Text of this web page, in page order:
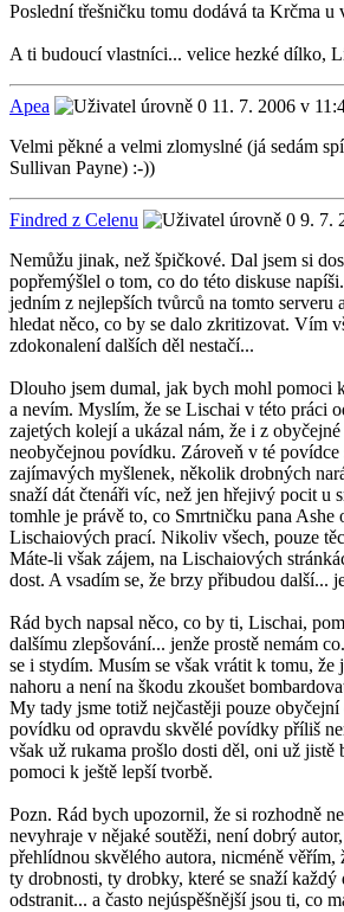
Poslední třešničku tomu dodává ta Krčma u
A ti budoucí vlastníci... velice hezké dílko,
Apea
11. 7. 2006 v
Velmi pěkné a velmi zlomyslné (já sedám
Sullivan Payne) :-))
Findred z Celenu
9. 7.
Nemůžu jinak, než špičkové. Dal jsem si
popřemýšlel o tom, co do této diskuse
jedním z nejlepších tvůrců na tomto serveru
hledat něco, co by se dalo zkritizovat. Vím
zdokonalení dalších děl nestačí...
Dlouho jsem dumal, jak bych mohl pomoci
a nevím. Myslím, že se Lischai v této práci
zajetých kolejí a ukázal nám, že i z
neobyčejnou povídku. Zároveň v té
zajímavých myšlenek, několik drobných
snaží dát čtenáři víc, než jen hřejivý pocit u
tomhle je právě to, co Smrtničku pana Ashe
Lischaiových prací. Nikoliv všech, pouze
Máte-li však zájem, na Lischaiových
dost. A vsadím se, že brzy přibudou další...
Rád bych napsal něco, co by ti, Lischai,
dalšímu zlepšování... jenže prostě nemám
se i stydím. Musím se však vrátit k tomu, že
nahoru a není na škodu zkoušet
My tady jsme totiž nejčastěji pouze
povídku od opravdu skvělé povídky příliš
však už rukama prošlo dosti děl, oni už jistě
pomoci k ještě lepší tvorbě.
Pozn. Rád bych upozornil, že si rozhodně
nevyhraje v nějaké soutěži, není dobrý
přehlídnou skvělého autora, nicméně
ty drobnosti, ty drobky, které se snaží každý
odstranit... a často nejúspěšnější jsou ti, co